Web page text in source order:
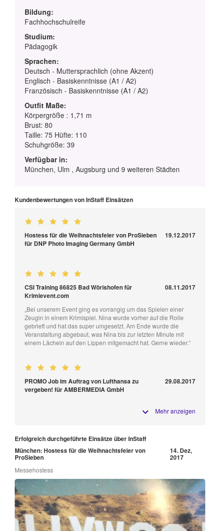
Bildung:
Fachhochschulreife
Studium:
Pädagogik
Sprachen:
Deutsch - Muttersprachlich (ohne Akzent)
Englisch - Basiskenntnisse (A1 / A2)
Französisch - Basiskenntnisse (A1 / A2)
Outfit Maße:
Körpergröße : 1,71 m
Brust: 80
Taille: 75 Hüfte: 110
Schuhgröße: 39
Verfügbar in:
München, Ulm , Augsburg und 9 weiteren Städten
Kundenbewertungen von InStaff Einsätzen
Hostess für die Weihnachtsfeier von ProSieben
für DNP Photo Imaging Germany GmbH
19.12.2017
CSI Training 86825 Bad Wörishofen für
Krimievent.com
08.11.2017
„Bei unserem Event ging es vorrangig um das Spielen einer
Zeugin in einem Krimispiel. Nina wurde vorher auf die Rolle
gebrieft und hat das super umgesetzt. Am Ende wurde die
Veranstaltung abgebaut, was Nina bis zur letzten Minute mit
einem Lächeln auf den Lippen mitgemacht hat. Gerne wieder.“
PROMO Job im Auftrag von Lufthansa zu
vergeben! für AMBERMEDIA GmbH
29.08.2017
Mehr anzeigen
Erfolgreich durchgeführte Einsätze über InStaff
München: Hostess für die Weihnachtsfeier von
ProSieben
14. Dez,
2017
Messehostess